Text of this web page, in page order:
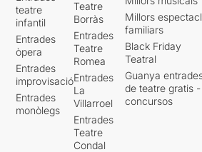
teatre
infantil
Entrades
òpera
Entrades
improvisació
Entrades
monòlegs
Teatre
Borràs
Entrades
Teatre
Romea
Entrades
La
Villarroel
Entrades
Teatre
Condal
Millors
familiars
Black Friday
Teatral
Guanya
de teatre gratis -
concursos